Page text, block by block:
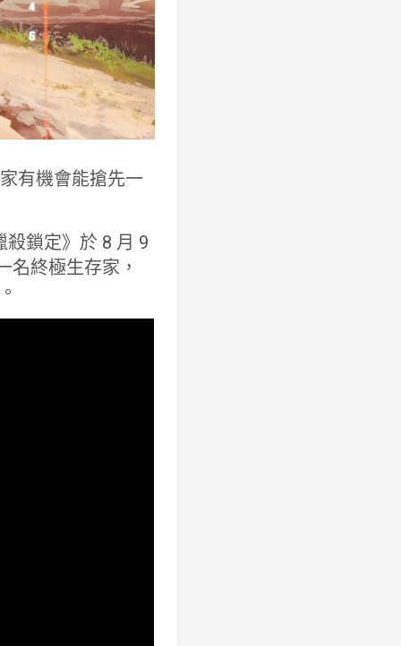
有機會能搶先一
鎖定》於 8 月 9
名終極生存家，